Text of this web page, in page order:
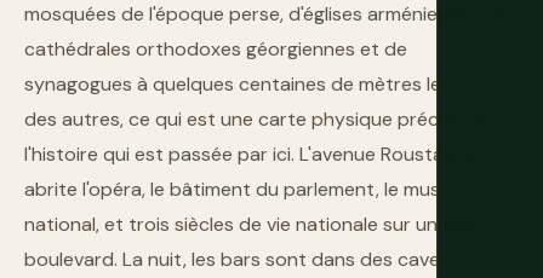
mosquées de l'époque perse, d'églises arméniennes, de
cathédrales orthodoxes géorgiennes et de
synagogues à quelques centaines de mètres les unes
des autres, ce qui est une carte physique précise de
l'histoire qui est passée par ici. L'avenue Roustavéli
abrite l'opéra, le bâtiment du parlement, le musée
national, et trois siècles de vie nationale sur un seul
boulevard. La nuit, les bars sont dans des caves